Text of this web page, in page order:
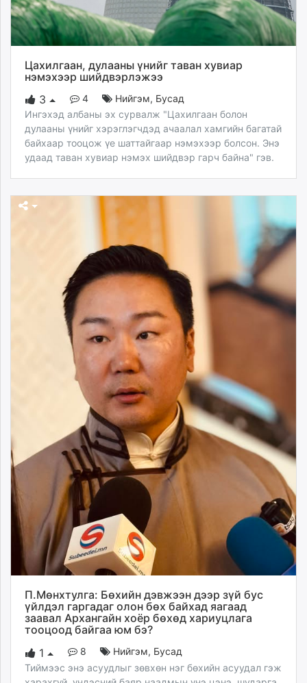
Цахилгаан, дулааны үнийг таван хувиар
нэмэхээр шийдвэрлэжээ
3
4 Нийгэм, Бусад
Ингэхэд албаны эх сурвалж "Цахилгаан болон
дулааны үнийг хэрэглэгчдэд ачаалал хамгийн багатай
байхаар тооцож үе шаттайгаар нэмэхээр болсон. Энэ
удаад таван хувиар нэмэх шийдвэр гарч байна" гэв.
П.Мөнхтулга: Бөхийн дэвжээн дээр зүй бус
үйлдэл гаргадаг олон бөх байхад яагаад
заавал Архангайн хоёр бөхөд хариуцлага
тооцоод байгаа юм бэ?
1
8 Нийгэм, Бусад
Тиймээс энэ асуудлыг зөвхөн нэг бөхийн асуудал гэж